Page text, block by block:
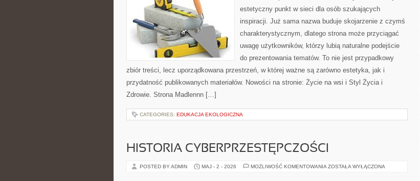
estetyczny punkt w sieci dla osób szukających
inspiracji. Już sama nazwa buduje skojarzenie z czymś
charakterystycznym, dlatego strona może przyciągać
uwagę użytkowników, którzy lubią naturalne podejście
do prezentowania tematów. To nie jest przypadkowy
zbiór treści, lecz uporządkowana przestrzeń, w której ważne są zarówno estetyka, jak i
przydatność publikowanych materiałów. Nowości na stronie: Życie na wsi i Styl Życia i
Zdrowie. Strona Madlennn […]
CATEGORIES: EDUKACJA EKOLOGICZNA
HISTORIA CYBERPRZESTĘPCZOŚCI
POSTED BY ADMIN MAJ - 2 - 2026 MOŻLIWOŚĆ KOMENTOWANIA HISTORIA
ZOSTAŁA WYŁĄCZONA